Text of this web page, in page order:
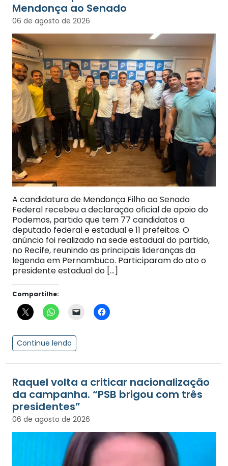
Mendonça ao Senado
06 de agosto de 2026
A candidatura de Mendonça Filho ao Senado
Federal recebeu a declaração oficial de apoio do
Podemos, partido que tem 77 candidatos a
deputado federal e estadual e 11 prefeitos. O
anúncio foi realizado na sede estadual do partido,
no Recife, reunindo as principais lideranças da
legenda em Pernambuco. Participaram do ato o
presidente estadual do […]
Compartilhe:
Continue lendo
Raquel volta a criticar nacionalização
da campanha. “PSB brigou com três
presidentes”
06 de agosto de 2026